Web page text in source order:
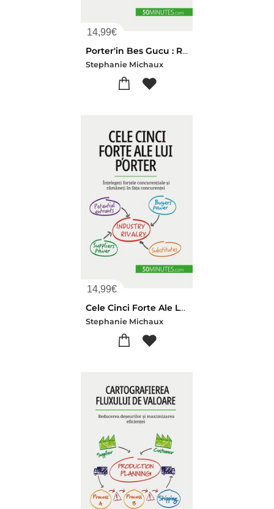
14,99€
Porter'in Bes Gucu : Rekabet Guclerini Anlayin Ve Rekabette Bir Adim Onde Olun
Stephanie Michaux
14,99€
Cele Cinci Forte Ale Lui Porter : Intelegeti Fortele Concurentiale Si Ramaneti In Fata Concurentei
Stephanie Michaux